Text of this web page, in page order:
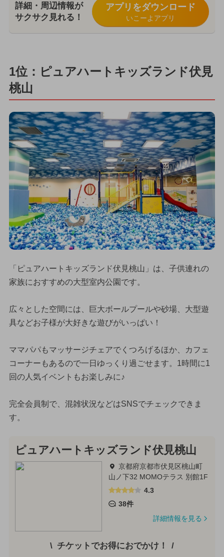
詳細・周辺情報が
サクサク見れる！
アプリをダウンロード
いこーよアプリ
1位：ピュアハートキッズランド伏見
桃山
「ピュアハートキッズランド伏見桃山」は、子供連れの
家族におすすめの大型室内公園です。
広々とした空間には、巨大ボールプールや砂場、大型遊
具などお子様が大好きな遊びがいっぱい！
ママパパもマッサージチェアでくつろげるほか、カフェ
コーナーもあるので一日ゆっくり過ごせます。1時間に1
回の人気イベントもお楽しみに♪
完全会員制で、混雑状況などはSNSでチェックできま
す。
ピュアハートキッズランド伏見桃山
京都府京都市伏見区桃山町
山ノ下32 MOMOテラス 別館1F
4.3
38件
詳細情報を見る
チケットでお得におでかけ！